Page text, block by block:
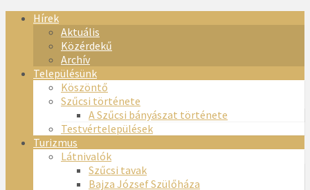
Hírek
Aktuális
Közérdekű
Archív
Településünk
Köszöntő
Szűcsi története
A Szűcsi bányászat története
Testvértelepülések
Turizmus
Látnivalók
Szűcsi tavak
Bajza József Szülőháza